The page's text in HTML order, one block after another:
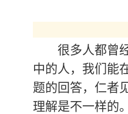
很多人都曾经
中的人，我们能
题的回答，仁者
理解是不一样的